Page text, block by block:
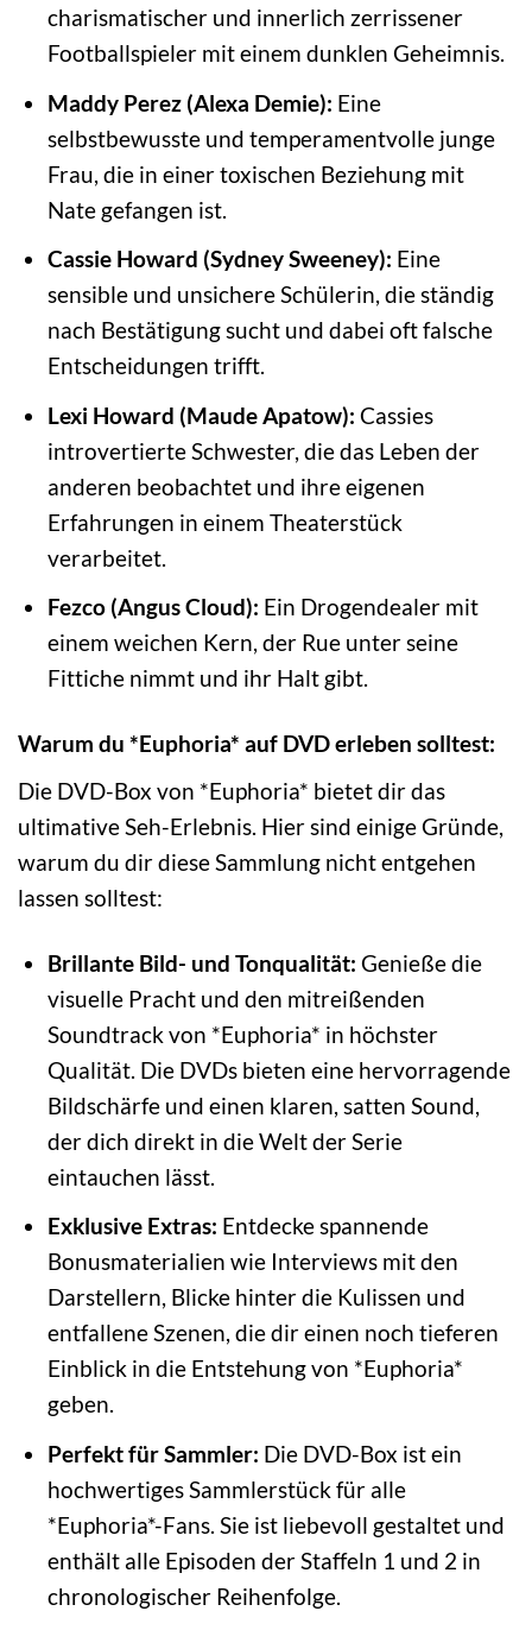
charismatischer und innerlich zerrissener
Footballspieler mit einem dunklen Geheimnis.
Maddy Perez (Alexa Demie): Eine
selbstbewusste und temperamentvolle junge
Frau, die in einer toxischen Beziehung mit
Nate gefangen ist.
Cassie Howard (Sydney Sweeney): Eine
sensible und unsichere Schülerin, die ständig
nach Bestätigung sucht und dabei oft falsche
Entscheidungen trifft.
Lexi Howard (Maude Apatow): Cassies
introvertierte Schwester, die das Leben der
anderen beobachtet und ihre eigenen
Erfahrungen in einem Theaterstück
verarbeitet.
Fezco (Angus Cloud): Ein Drogendealer mit
einem weichen Kern, der Rue unter seine
Fittiche nimmt und ihr Halt gibt.
Warum du *Euphoria* auf DVD erleben solltest:
Die DVD-Box von *Euphoria* bietet dir das
ultimative Seh-Erlebnis. Hier sind einige Gründe,
warum du dir diese Sammlung nicht entgehen
lassen solltest:
Brillante Bild- und Tonqualität: Genieße die
visuelle Pracht und den mitreißenden
Soundtrack von *Euphoria* in höchster
Qualität. Die DVDs bieten eine hervorragende
Bildschärfe und einen klaren, satten Sound,
der dich direkt in die Welt der Serie
eintauchen lässt.
Exklusive Extras: Entdecke spannende
Bonusmaterialien wie Interviews mit den
Darstellern, Blicke hinter die Kulissen und
entfallene Szenen, die dir einen noch tieferen
Einblick in die Entstehung von *Euphoria*
geben.
Perfekt für Sammler: Die DVD-Box ist ein
hochwertiges Sammlerstück für alle
*Euphoria*-Fans. Sie ist liebevoll gestaltet und
enthält alle Episoden der Staffeln 1 und 2 in
chronologischer Reihenfolge.